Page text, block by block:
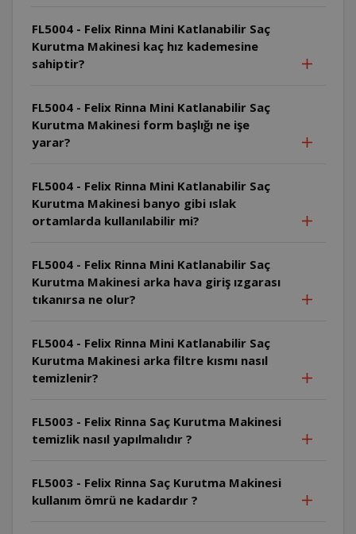
FL5004 - Felix Rinna Mini Katlanabilir Saç
Kurutma Makinesi kaç hız kademesine
sahiptir?
FL5004 - Felix Rinna Mini Katlanabilir Saç
Kurutma Makinesi form başlığı ne işe
yarar?
FL5004 - Felix Rinna Mini Katlanabilir Saç
Kurutma Makinesi banyo gibi ıslak
ortamlarda kullanılabilir mi?
FL5004 - Felix Rinna Mini Katlanabilir Saç
Kurutma Makinesi arka hava giriş ızgarası
tıkanırsa ne olur?
FL5004 - Felix Rinna Mini Katlanabilir Saç
Kurutma Makinesi arka filtre kısmı nasıl
temizlenir?
FL5003 - Felix Rinna Saç Kurutma Makinesi
temizlik nasıl yapılmalıdır ?
FL5003 - Felix Rinna Saç Kurutma Makinesi
kullanım ömrü ne kadardır ?